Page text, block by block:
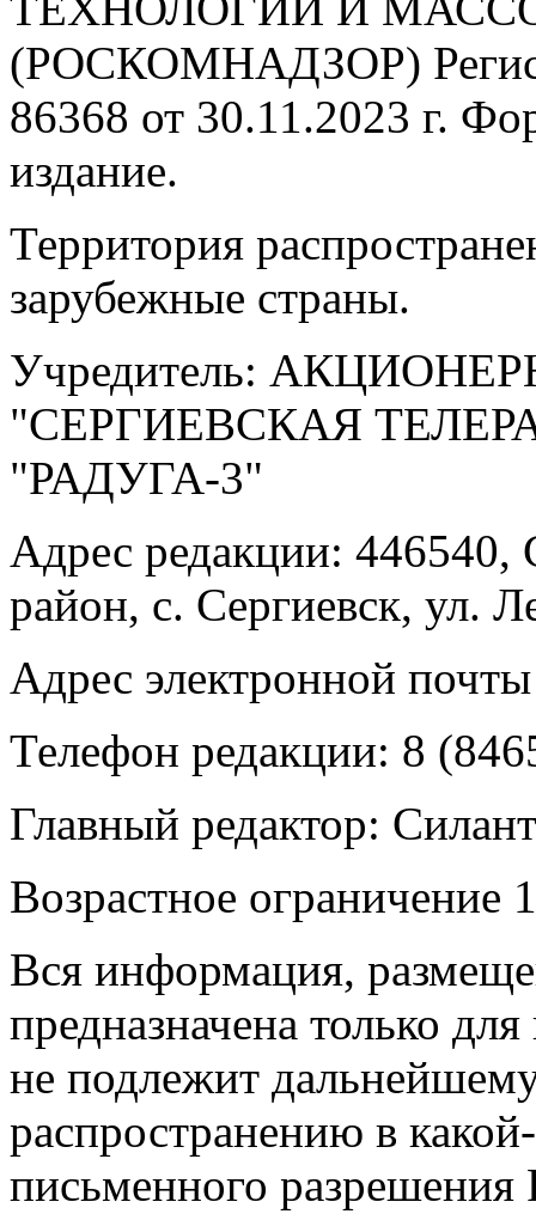
(РОСКОМНАДЗОР)
86368 от 30.11.2023 г.
издание.
Территория
зарубежные страны.
Учредитель:
"СЕРГИЕВСКАЯ
"РАДУГА-3"
Адрес редакции: 446540,
район, с. Сергиевск, ул.
Адрес электронной
Телефон редакции: 8
Главный редактор:
Возрастное ограничение
Вся информация,
предназначена только
не подлежит
распространению в
письменного разрешения